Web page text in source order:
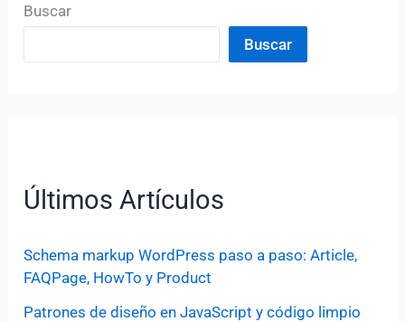
Buscar
Buscar
Últimos Artículos
Schema markup WordPress paso a paso: Article,
FAQPage, HowTo y Product
Patrones de diseño en JavaScript y código limpio